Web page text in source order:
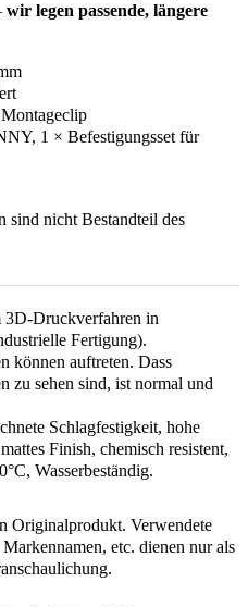
wir legen passende, längere
1 × Befestigungsset für
sind nicht Bestandteil des
3D-Druckverfahren in
Fertigung).
können auftreten. Dass
zu sehen sind, ist normal und
Schlagfestigkeit, hohe
Finish, chemisch resistent,
Wasserbeständig.
Originalprodukt. Verwendete
etc. dienen nur als